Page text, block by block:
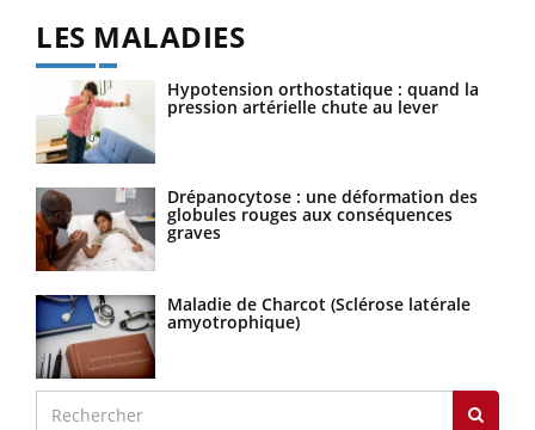
LES MALADIES
Hypotension orthostatique : quand la
pression artérielle chute au lever
Drépanocytose : une déformation des
globules rouges aux conséquences
graves
Maladie de Charcot (Sclérose latérale
amyotrophique)